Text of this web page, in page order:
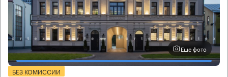
Еще фото
БЕЗ КОМИССИИ